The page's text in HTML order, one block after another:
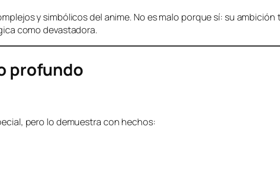
y simbólicos del anime. No es malo porque sí: su
como devastadora.
profundo
pero lo demuestra con hechos: